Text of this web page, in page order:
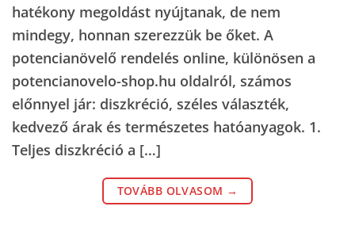
hatékony megoldást nyújtanak, de nem
mindegy, honnan szerezzük be őket. A
potencianövelő rendelés online, különösen a
potencianovelo-shop.hu oldalról, számos
előnnyel jár: diszkréció, széles választék,
kedvező árak és természetes hatóanyagok. 1.
Teljes diszkréció a […]
TOVÁBB OLVASOM →